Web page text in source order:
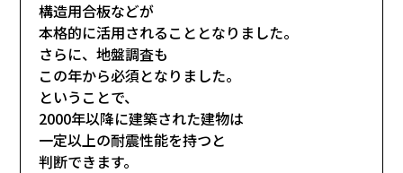
構造用合板などが
本格的に活用されることとなりました。
さらに、地盤調査も
この年から必須となりました。
ということで、
2000年以降に建築された建物は
一定以上の耐震性能を持つと
判断できます。